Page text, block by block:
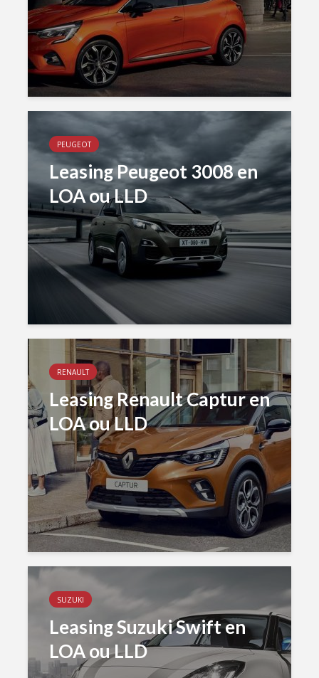
PEUGEOT
Leasing Peugeot 3008 en
LOA ou LLD
RENAULT
Leasing Renault Captur en
LOA ou LLD
SUZUKI
Leasing Suzuki Swift en
LOA ou LLD